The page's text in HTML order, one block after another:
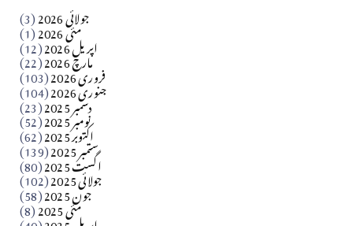
جولائی 2026 (3) مئی 2026 (1) اپریل 2026 (12) مارچ 2026 (22) فروری 2026 (103) جنوری 2026 (104) دسمبر 2025 (23) نومبر 2025 (52) اکتوبر 2025 (62) ستمبر 2025 (139) اگست 2025 (80) جولائی 2025 (102) جون 2025 (58) مئی 2025 (8)